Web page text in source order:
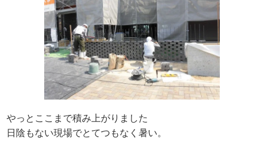
やっとここまで積み上がりました
日陰もない現場でとてつもなく暑い。